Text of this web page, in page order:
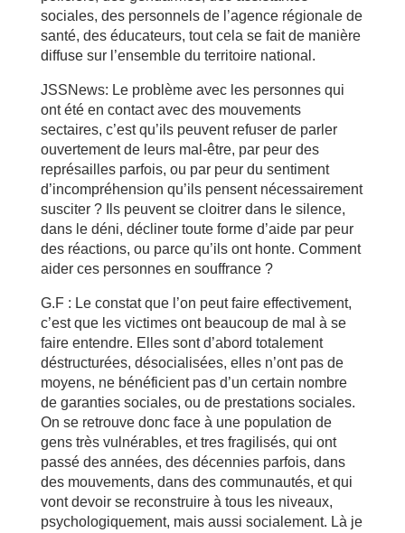
sociales, des personnels de l’agence régionale de
santé, des éducateurs, tout cela se fait de manière
diffuse sur l’ensemble du territoire national.
JSSNews: Le problème avec les personnes qui
ont été en contact avec des mouvements
sectaires, c’est qu’ils peuvent refuser de parler
ouvertement de leurs mal-être, par peur des
représailles parfois, ou par peur du sentiment
d’incompréhension qu’ils pensent nécessairement
susciter ? Ils peuvent se cloitrer dans le silence,
dans le déni, décliner toute forme d’aide par peur
des réactions, ou parce qu’ils ont honte. Comment
aider ces personnes en souffrance ?
G.F : Le constat que l’on peut faire effectivement,
c’est que les victimes ont beaucoup de mal à se
faire entendre. Elles sont d’abord totalement
déstructurées, désocialisées, elles n’ont pas de
moyens, ne bénéficient pas d’un certain nombre
de garanties sociales, ou de prestations sociales.
On se retrouve donc face à une population de
gens très vulnérables, et tres fragilisés, qui ont
passé des années, des décennies parfois, dans
des mouvements, dans des communautés, et qui
vont devoir se reconstruire à tous les niveaux,
psychologiquement, mais aussi socialement. Là je